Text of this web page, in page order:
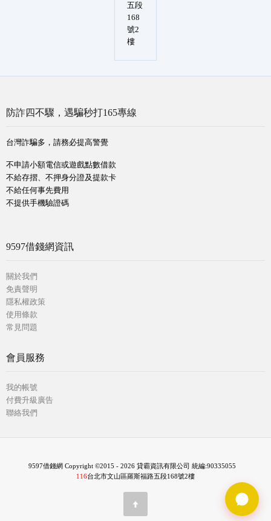
五段
168
號2
樓
防詐四不驟，遇騙秒打165專線
台灣詐騙多，請務必提高警覺
不申請小額電信或遊戲點數借款
不給存摺、不押身分證及提款卡
不給任何事先費用
不提供手機驗證碼
9597借錢網資訊
關於我們
免責聲明
隱私權政策
使用條款
常見問題
會員服務
我的帳號
付費升級廣告
聯絡我們
9597借錢網 Copyright ©2015 - 2026 貸霸資訊有限公司 統編:90335055
116台北市文山區羅斯福路五段168號2樓